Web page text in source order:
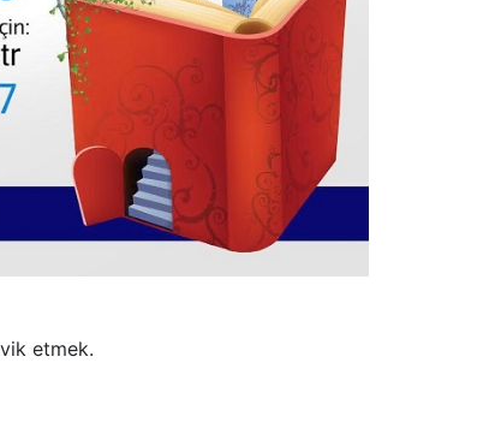
etmek.